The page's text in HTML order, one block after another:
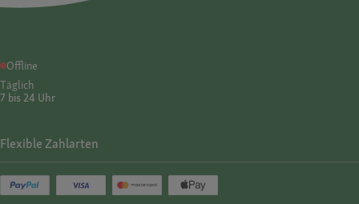
Offline
Täglich
7 bis 24 Uhr
Flexible Zahlarten